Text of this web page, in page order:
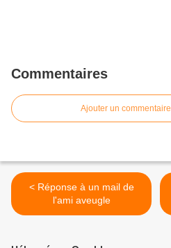
Commentaires
Ajouter un commentaire
< Réponse à un mail de
l'ami aveugle